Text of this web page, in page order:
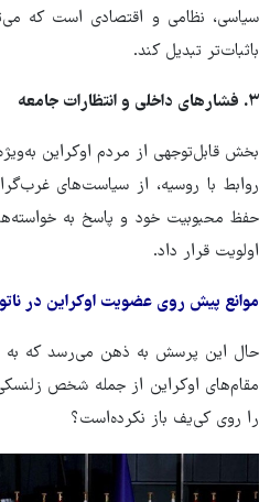
سیاسی، نظامی و اقتصادی است که
باثبات‌تر تبدیل کند.
۳. فشارهای داخلی و انتظارات جامعه
بخش قابل‌توجهی از مردم اوکراین
روابط با روسیه، از سیاست‌های
حفظ محبوبیت خود و پاسخ به
اولویت قرار داد.
موانع پیش روی عضویت اوکراین در ناتو
حال این پرسش به ذهن می‌رسد که به
مقام‌های اوکراین از جمله شخص
را روی کی‌یف باز نکرده‌است؟